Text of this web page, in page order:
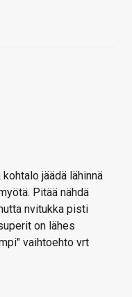
jäädä lähinnä
Pitää nähdä
nvitukka pisti
on lähes
vaihtoehto vrt